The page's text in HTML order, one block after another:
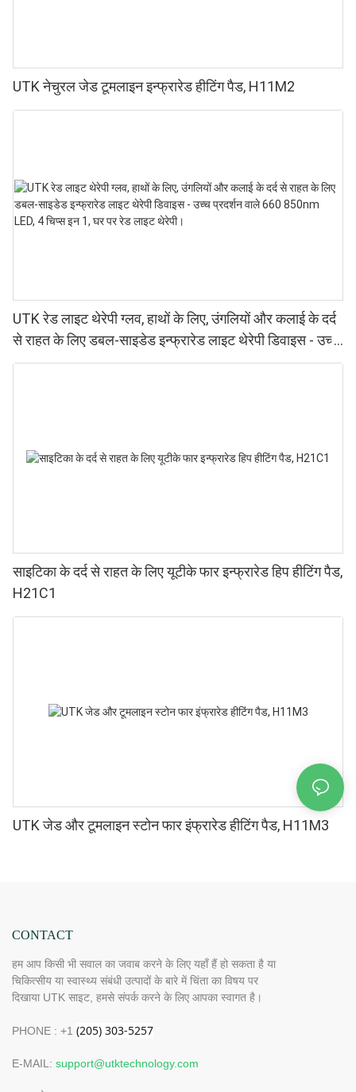
UTK नेचुरल जेड टूमलाइन इन्फ्रारेड हीटिंग पैड, H11M2
UTK रेड लाइट थेरेपी ग्लव, हाथों के लिए, उंगलियों और कलाई के दर्द
से राहत के लिए डबल-साइडेड इन्फ्रारेड लाइट थेरेपी डिवाइस - उच्च
प्रदर्शन वाले 660 850nm LED, 4 चिप्स इन 1, घर पर रेड लाइट
साइटिका के दर्द से राहत के लिए यूटीके फार इन्फ्रारेड हिप हीटिंग पैड,
H21C1
UTK जेड और टूमलाइन स्टोन फार इंफ्रारेड हीटिंग पैड, H11M3
CONTACT
हम आप किसी भी सवाल का जवाब करने के लिए यहाँ हैं हो सकता है या
चिकित्सीय या स्वास्थ्य संबंधी उत्पादों के बारे में चिंता का विषय पर
दिखाया UTK साइट, हमसे संपर्क करने के लिए आपका स्वागत है।
PHONE : +1
E-MAIL: support@utktechnology.com